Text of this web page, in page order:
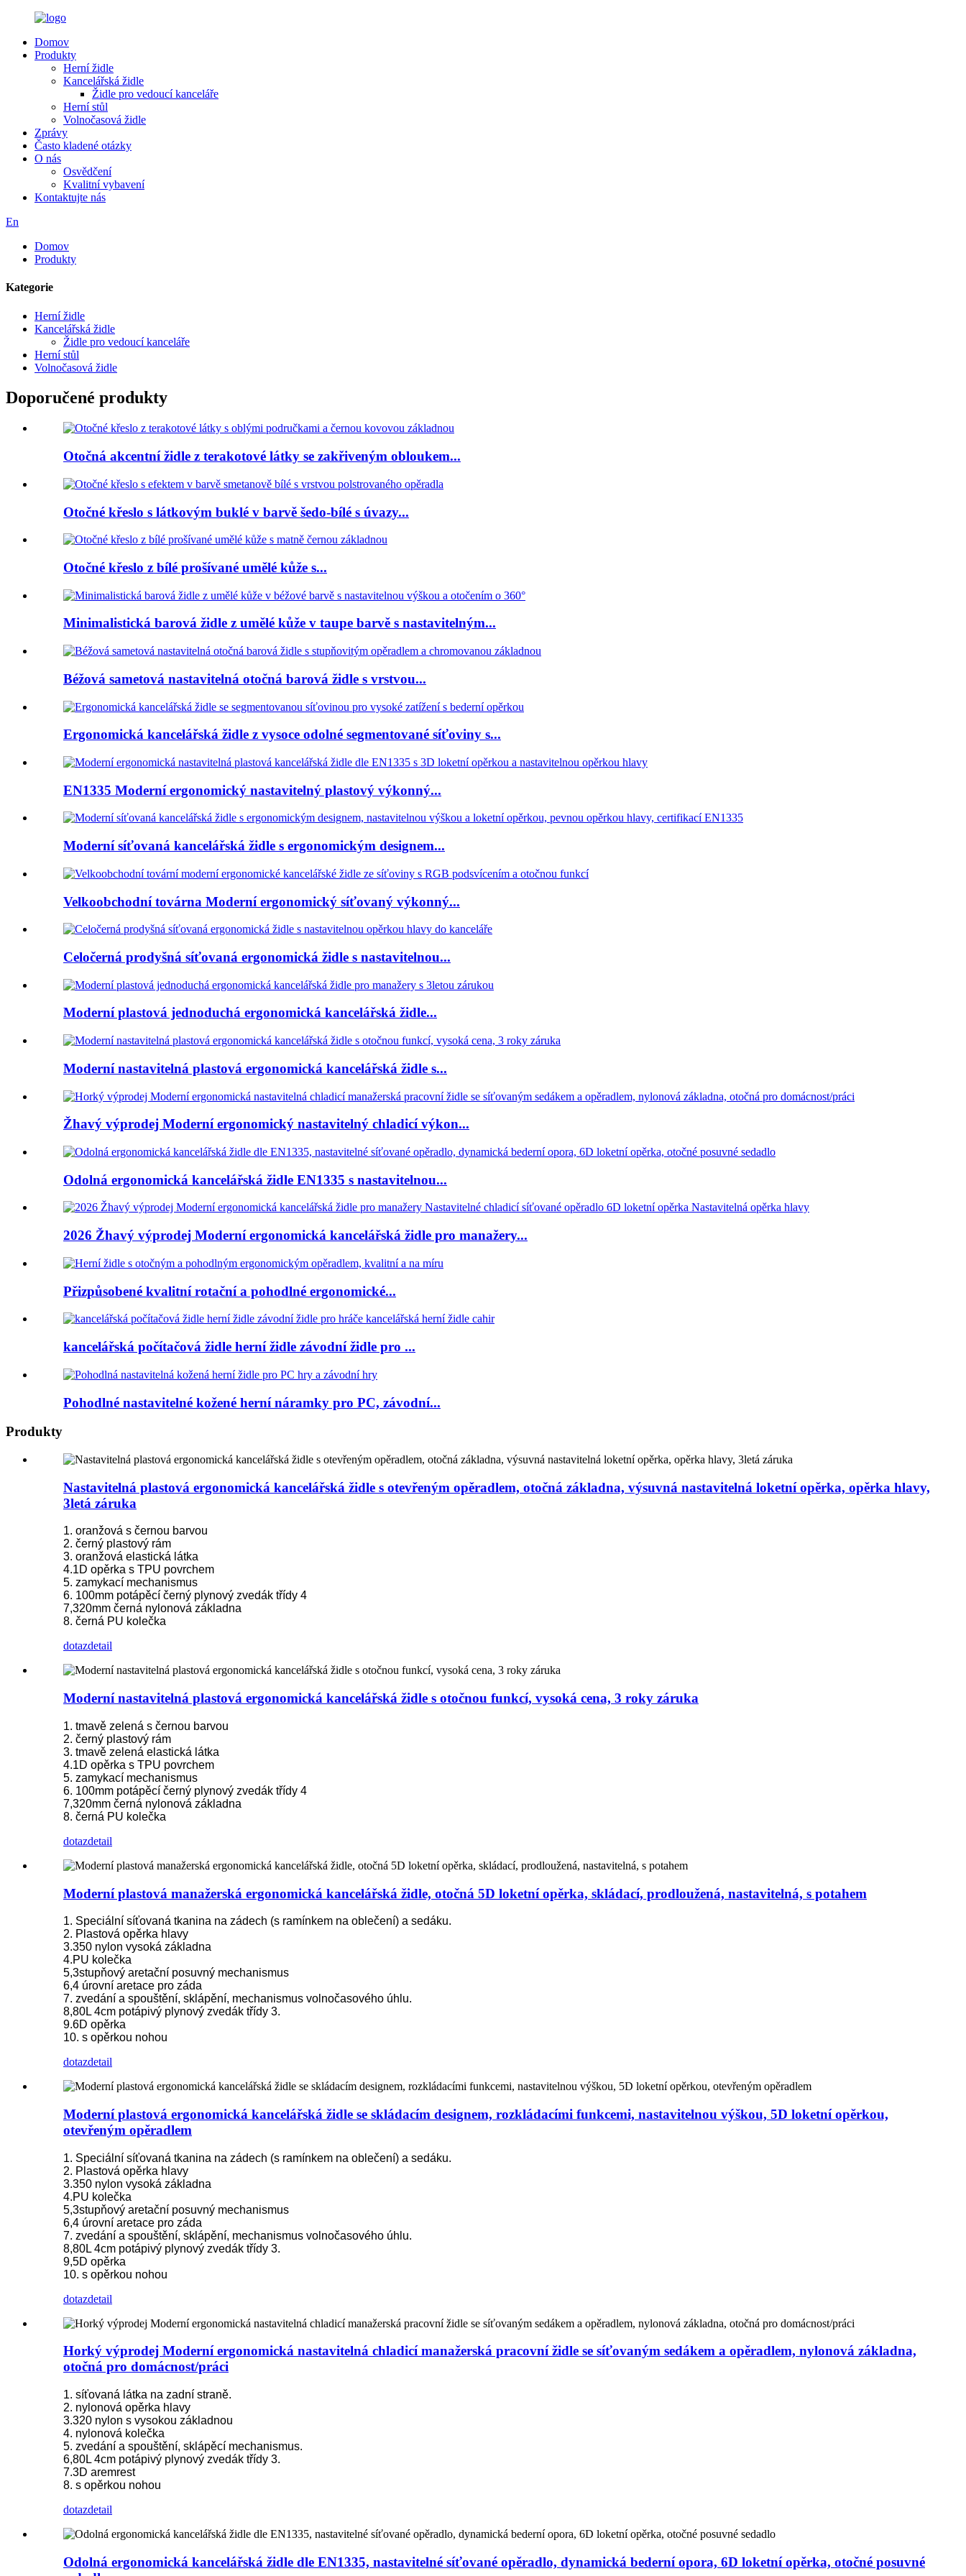
Domov
Produkty
Herní židle
Kancelářská židle
Židle pro vedoucí kanceláře
Herní stůl
Volnočasová židle
Zprávy
Často kladené otázky
O nás
Osvědčení
Kvalitní vybavení
Kontaktujte nás
En
Domov
Produkty
Kategorie
Herní židle
Kancelářská židle
Židle pro vedoucí kanceláře
Herní stůl
Volnočasová židle
Doporučené produkty
Otočná akcentní židle z terakotové látky se zakřiveným obloukem...
Otočné křeslo s látkovým buklé v barvě šedo-bílé s úvazy...
Otočné křeslo z bílé prošívané umělé kůže s...
Minimalistická barová židle z umělé kůže v taupe barvě s nastavitelným...
Béžová sametová nastavitelná otočná barová židle s vrstvou...
Ergonomická kancelářská židle z vysoce odolné segmentované síťoviny s...
EN1335 Moderní ergonomický nastavitelný plastový výkonný...
Moderní síťovaná kancelářská židle s ergonomickým designem...
Velkoobchodní továrna Moderní ergonomický síťovaný výkonný...
Celočerná prodyšná síťovaná ergonomická židle s nastavitelnou...
Moderní plastová jednoduchá ergonomická kancelářská židle...
Moderní nastavitelná plastová ergonomická kancelářská židle s...
Žhavý výprodej Moderní ergonomický nastavitelný chladicí výkon...
Odolná ergonomická kancelářská židle EN1335 s nastavitelnou...
2026 Žhavý výprodej Moderní ergonomická kancelářská židle pro manažery...
Přizpůsobené kvalitní rotační a pohodlné ergonomické...
kancelářská počítačová židle herní židle závodní židle pro ...
Pohodlné nastavitelné kožené herní náramky pro PC, závodní...
Produkty
Nastavitelná plastová ergonomická kancelářská židle s otevřeným opěradlem, otočná základna, výsuvná nastavitelná loketní opěrka, opěrka hlavy,
3letá záruka
1. oranžová s černou barvou
2. černý plastový rám
3. oranžová elastická látka
4.1D opěrka s TPU povrchem
5. zamykací mechanismus
6. 100mm potápěcí černý plynový zvedák třídy 4
7,320mm černá nylonová základna
8. černá PU kolečka
dotazdetail
Moderní nastavitelná plastová ergonomická kancelářská židle s otočnou funkcí, vysoká cena, 3 roky záruka
1. tmavě zelená s černou barvou
2. černý plastový rám
3. tmavě zelená elastická látka
4.1D opěrka s TPU povrchem
5. zamykací mechanismus
6. 100mm potápěcí černý plynový zvedák třídy 4
7,320mm černá nylonová základna
8. černá PU kolečka
dotazdetail
Moderní plastová manažerská ergonomická kancelářská židle, otočná 5D loketní opěrka, skládací, prodloužená, nastavitelná, s potahem
1. Speciální síťovaná tkanina na zádech (s ramínkem na oblečení) a sedáku.
2. Plastová opěrka hlavy
3.350 nylon vysoká základna
4.PU kolečka
5,3stupňový aretační posuvný mechanismus
6,4 úrovní aretace pro záda
7. zvedání a spouštění, sklápění, mechanismus volnočasového úhlu.
8,80L 4cm potápivý plynový zvedák třídy 3.
9.6D opěrka
10. s opěrkou nohou
dotazdetail
Moderní plastová ergonomická kancelářská židle se skládacím designem, rozkládacími funkcemi, nastavitelnou výškou, 5D loketní opěrkou,
otevřeným opěradlem
1. Speciální síťovaná tkanina na zádech (s ramínkem na oblečení) a sedáku.
2. Plastová opěrka hlavy
3.350 nylon vysoká základna
4.PU kolečka
5,3stupňový aretační posuvný mechanismus
6,4 úrovní aretace pro záda
7. zvedání a spouštění, sklápění, mechanismus volnočasového úhlu.
8,80L 4cm potápivý plynový zvedák třídy 3.
9,5D opěrka
10. s opěrkou nohou
dotazdetail
Horký výprodej Moderní ergonomická nastavitelná chladicí manažerská pracovní židle se síťovaným sedákem a opěradlem, nylonová základna,
otočná pro domácnost/práci
1. síťovaná látka na zadní straně.
2. nylonová opěrka hlavy
3.320 nylon s vysokou základnou
4. nylonová kolečka
5. zvedání a spouštění, sklápěcí mechanismus.
6,80L 4cm potápivý plynový zvedák třídy 3.
7.3D aremrest
8. s opěrkou nohou
dotazdetail
Odolná ergonomická kancelářská židle dle EN1335, nastavitelné síťované opěradlo, dynamická bederní opora, 6D loketní opěrka, otočné posuvné